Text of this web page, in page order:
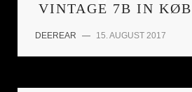
VINTAGE 7B IN
DEEREAR — 15. AUGUST 2017